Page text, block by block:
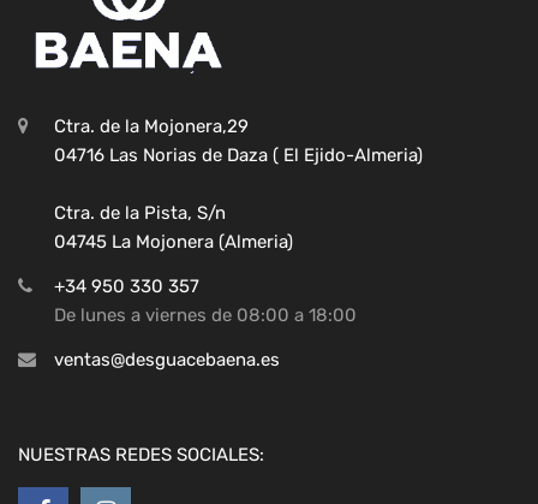
Ctra. de la Mojonera,29
04716 Las Norias de Daza ( El Ejido-Almeria)
Ctra. de la Pista, S/n
04745 La Mojonera (Almeria)
+34 950 330 357
De lunes a viernes de 08:00 a 18:00
ventas@desguacebaena.es
NUESTRAS REDES SOCIALES: